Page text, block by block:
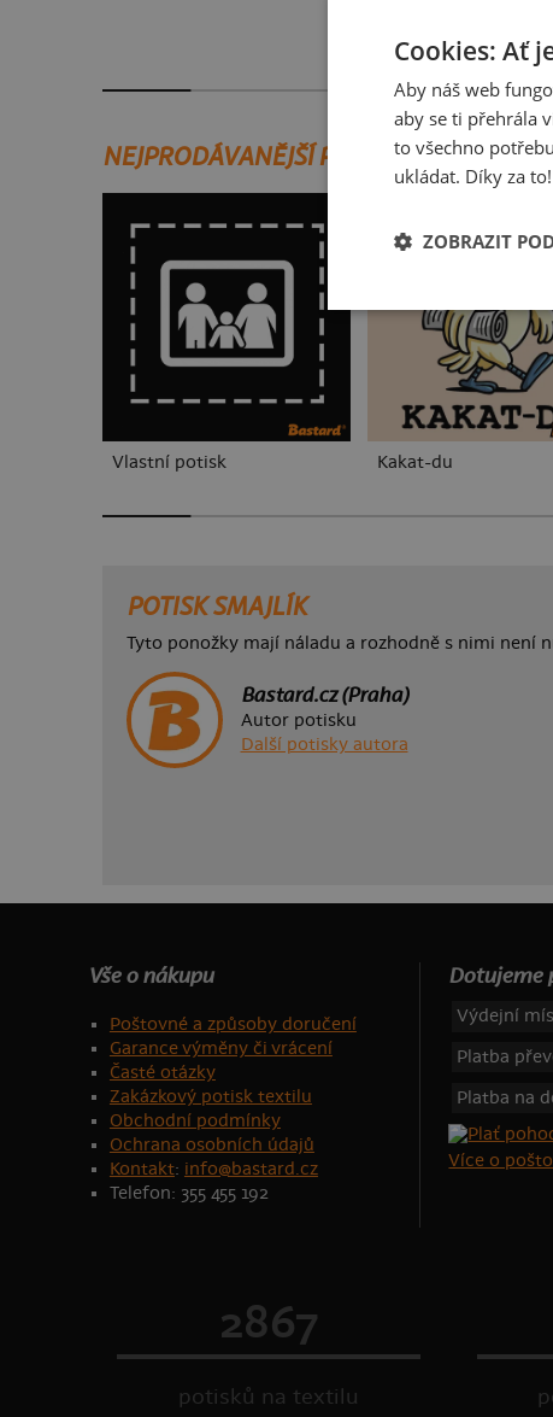
Kakat-du
NEJPRODÁVANĚJŠÍ POTISKY
Vlastní potisk Kakat-du
POTISK SMAJLÍK
Tyto ponožky mají náladu a rozhodně s nimi není
Bastard.cz (Praha)
Autor potisku
Další potisky autora
Vše o nákupu
Poštovné a způsoby doručení
Garance výměny či vrácení
Časté otázky
Zakázkový potisk textilu
Obchodní podmínky
Ochrana osobních údajů
Kontakt: info@bastard.cz
Telefon: 355 455 192
Dotujeme
Výdejní
Platba
Platba na
Více o
2867
potisků na textilu
Cookies: Ať
Aby náš web
aby se ti přehrála
to všechno
ukládat. Díky za to!
ZOBRAZIT